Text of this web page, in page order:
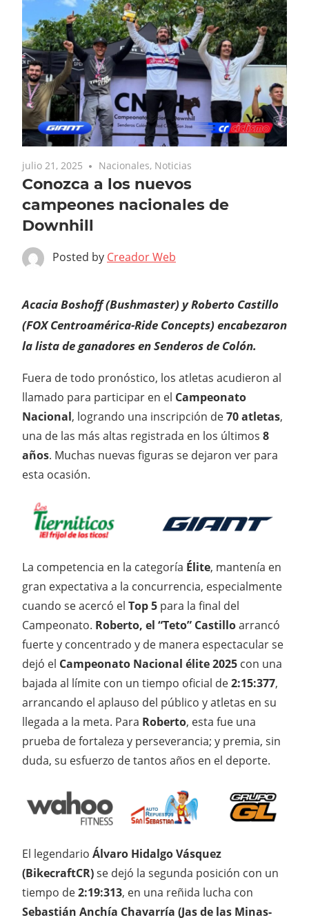
julio 21, 2025 Nacionales, Noticias
Conozca a los nuevos
campeones nacionales de
Downhill
Posted by Creador Web
Acacia Boshoff (Bushmaster) y Roberto Castillo
(FOX Centroamérica-Ride Concepts) encabezaron
la lista de ganadores en Senderos de Colón.
Fuera de todo pronóstico, los atletas acudieron al
llamado para participar en el Campeonato
Nacional, logrando una inscripción de70 atletas,
una de las más altas registrada en los últimos 8
años. Muchas nuevas figuras se dejaron ver para
esta ocasión.
La competencia en la categoría Élite, mantenía en
gran expectativa a la concurrencia, especialmente
cuando se acercó el Top 5 para la final del
Campeonato. Roberto, el “Teto” Castilloarrancó
fuerte y concentrado y de manera espectacular se
dejó el Campeonato Nacional élite 2025 con una
bajada al límite con un tiempo oficial de2:15:377,
arrancando el aplauso del público y atletas en su
llegada a la meta. Para Roberto, esta fue una
prueba de fortaleza y perseverancia; y premia, sin
duda, su esfuerzo de tantos años en el deporte.
El legendario Álvaro Hidalgo Vásquez
(BikecraftCR)se dejó la segunda posición con un
tiempo de2:19:313, en una reñida lucha con
Sebastián Anchía Chavarría (Jas de las Minas-